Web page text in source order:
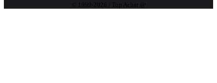
© 1999-2026 / Top Achat @